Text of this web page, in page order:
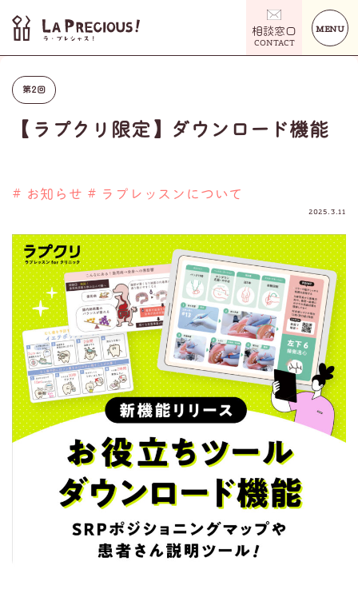
相談窓口
CONTACT
MENU
第2回
【ラプクリ限定】ダウンロード機能
# お知らせ # ラプレッスンについて
2025.3.11